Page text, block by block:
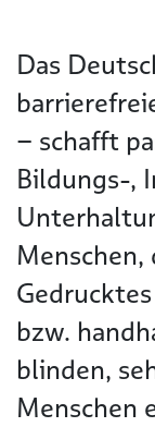
Das
– schafft
Bildungs-,
bzw.
blinden,
Menschen